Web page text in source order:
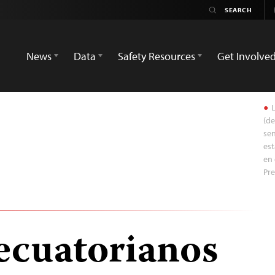
News
Data Safety Resources Get Involved
en